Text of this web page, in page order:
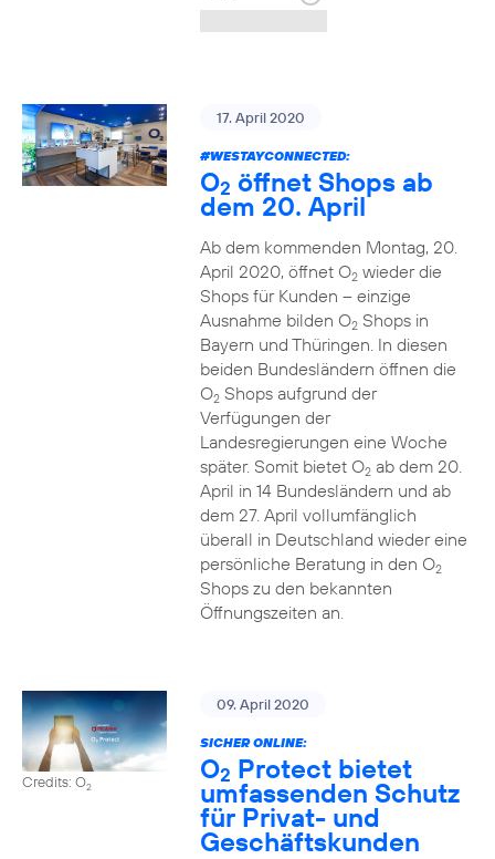
17. April 2020
#WESTAYCONNECTED:
O2 öffnet Shops ab
dem 20. April
Ab dem kommenden Montag, 20.
April 2020, öffnet O2wieder die
Shops für Kunden – einzige
Ausnahme bilden O2Shops in
Bayern und Thüringen. In diesen
beiden Bundesländern öffnen die
O2Shops aufgrund der
Verfügungen der
Landesregierungen eine Woche
später. Somit bietet O2ab dem 20.
April in 14 Bundesländern und ab
dem 27. April vollumfänglich
überall in Deutschland wieder eine
persönliche Beratung in den O2
Shops zu den bekannten
Öffnungszeiten an.
Credits: O2
09. April 2020
SICHER ONLINE:
O2 Protect bietet
umfassenden Schutz
für Privat- und
Geschäftskunden